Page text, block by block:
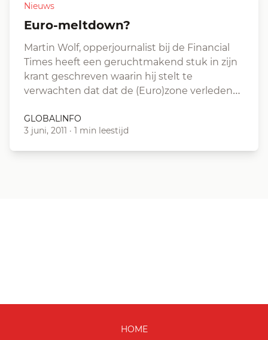
Nieuws
Euro-meltdown?
Martin Wolf, opperjournalist bij de Financial
Times heeft een geruchtmakend stuk in zijn
krant geschreven waarin hij stelt te
verwachten dat dat de (Euro)zone verleden…
GLOBALINFO
3 juni, 2011 · 1 min leestijd
HOME